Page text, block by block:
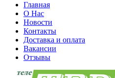
Главная
О Нас
Новости
Контакты
Доставка и оплата
Вакансии
Отзывы